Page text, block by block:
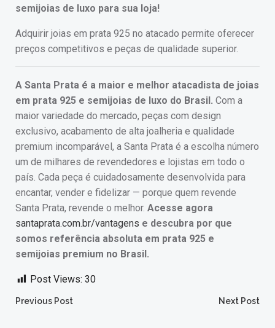
semijoias de luxo para sua loja!
Adquirir joias em prata 925 no atacado permite oferecer
preços competitivos e peças de qualidade superior.
A Santa Prata é a maior e melhor atacadista de joias
em prata 925 e semijoias de luxo do Brasil. Com a
maior variedade do mercado, peças com design
exclusivo, acabamento de alta joalheria e qualidade
premium incomparável, a Santa Prata é a escolha número
um de milhares de revendedores e lojistas em todo o
país. Cada peça é cuidadosamente desenvolvida para
encantar, vender e fidelizar — porque quem revende
Santa Prata, revende o melhor. Acesse agora
santaprata.com.br/vantagens e descubra por que
somos referência absoluta em prata 925 e
semijoias premium no Brasil.
Post Views: 30
Post
Previous Post Next Post